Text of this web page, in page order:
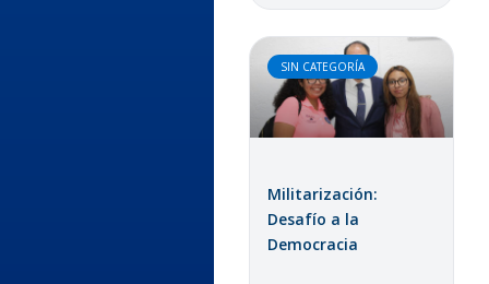
SIN CATEGORÍA
Militarización:
Desafío a la
Democracia